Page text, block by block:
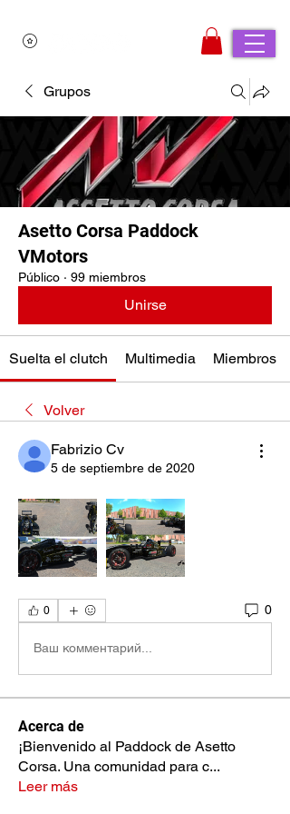
Grupos
Asetto Corsa Paddock
VMotors
Público · 99 miembros
Unirse
Suelta el clutch Multimedia Miembros
Volver
Fabrizio Cv
5 de septiembre de 2020
0 0
Ваш комментарий...
Acerca de
¡Bienvenido al Paddock de Asetto
Corsa. Una comunidad para c...
Leer más